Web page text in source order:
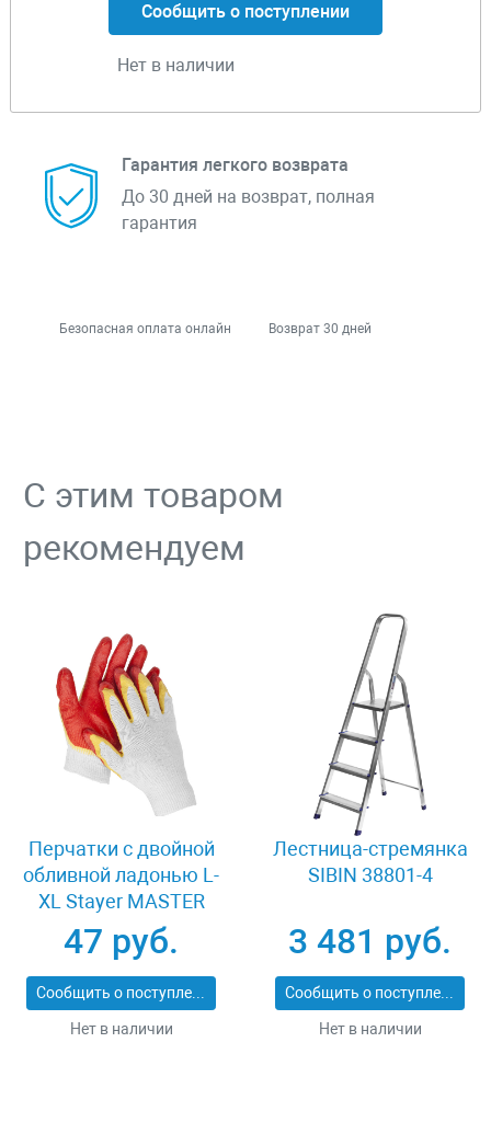
Сообщить о поступлении
Нет в наличии
Гарантия легкого возврата
До 30 дней на возврат, полная
гарантия
Безопасная оплата онлайн Возврат 30 дней
С этим товаром
рекомендуем
Перчатки c двойной
обливной ладонью L-
XL Stayer MASTER
11409-XL
47 руб.
Сообщить о поступлении
Нет в наличии
Лестница-стремянка
SIBIN 38801-4
3 481 руб.
Сообщить о поступлении
Нет в наличии